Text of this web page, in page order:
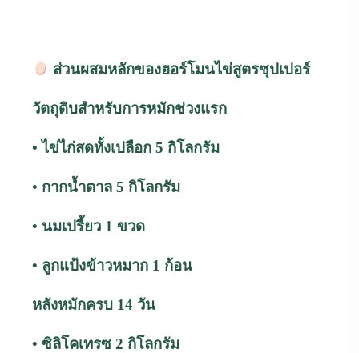
ส่วนผสมหลักของฮอร์โมนไข่สูตรซุปเปอร์
วัตถุดิบสำหรับการหมักช่วงแรก
• ไข่ไก่สดทั้งเปลือก 5 กิโลกรัม
• กากน้ำตาล 5 กิโลกรัม
• นมเปรี้ยว 1 ขวด
• ลูกแป้งข้าวหมาก 1 ก้อน
หลังหมักครบ 14 วัน
• ซิลิโคเทรซ 2 กิโลกรัม